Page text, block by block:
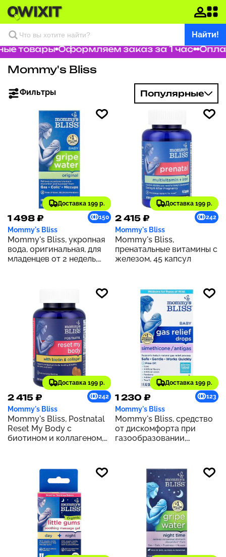
Найти!
товары Оформляем заказ за 1 час
Mommy's Bliss
Фильтры Популярные
Доставка 199 р.
1 498 ₽ 150
Mommy's Bliss
Mommy's Bliss, укропная
вода, оригинальная, для
младенцев от 2 недель,
Доставка 199 р.
2 415 ₽ 242
Mommy's Bliss
Mommy's Bliss,
пренатальные витамины с
железом, 45 капсул
Доставка 199 р.
2 415 ₽ 242
Mommy's Bliss
Mommy's Bliss, Postnatal
Reset My Body с
биотином и коллагеном,
Доставка 199 р.
1 230 ₽ 123
Mommy's Bliss
Mommy's Bliss, средство
от дискомфорта при
газообразовании,